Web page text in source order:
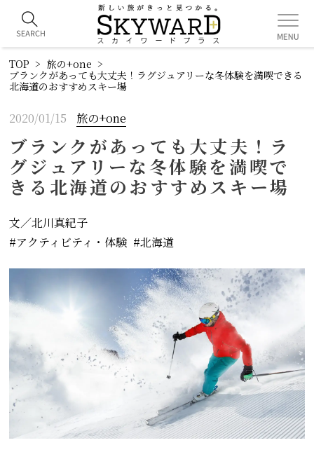
TOP
旅の+one
ブランクがあっても大丈夫！ラグジュアリーな冬体験を満喫できる
北海道のおすすめスキー場
2020/01/15 旅の+one
ブランクがあっても大丈夫！ラ
グジュアリーな冬体験を満喫で
きる北海道のおすすめスキー場
文／北川真紀子
アクティビティ・体験
北海道